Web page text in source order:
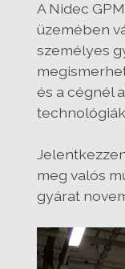
A Nidec
üzemében
személyes
és a cégnél
meg valós
gyárat